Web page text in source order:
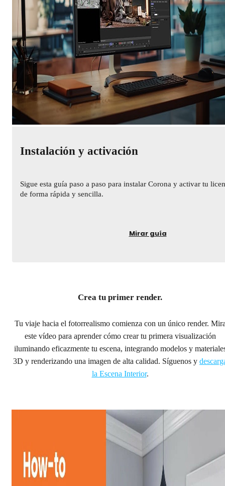
Instalación y activación
Sigue esta guía paso a paso para instalar Corona y activar tu
de forma rápida y sencilla.
Mirar guía
Crea tu primer render.
Tu viaje hacia el fotorrealismo comienza con un único render.
este vídeo para aprender cómo crear tu primera visualización
iluminando eficazmente tu escena, integrando modelos y
3D y renderizando una imagen de alta calidad. Síguenos y
la Escena Interior.